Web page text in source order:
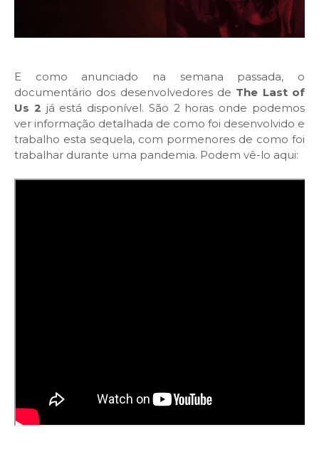
E como anunciado na semana passada, o
documentário dos desenvolvedores de The Last of
Us 2 já está disponível. São 2 horas onde podemos
ver informação detalhada de como foi desenvolvido e
trabalho esta sequela, com pormenores de como foi
trabalhar durante uma pandemia. Podem vê-lo aqui: